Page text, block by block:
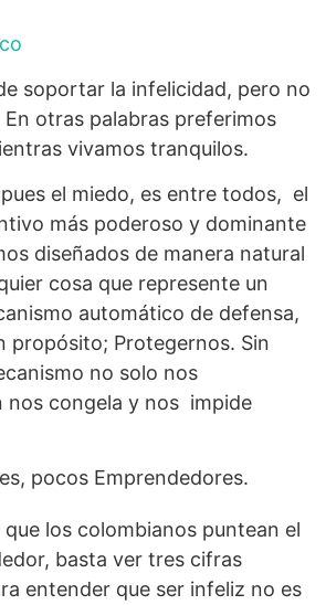
soportar la infelicidad, pero no
otras palabras preferimos
vivamos tranquilos.
el miedo, es entre todos, el
más poderoso y dominante
diseñados de manera natural
cosa que represente un
automático de defensa,
propósito; Protegernos. Sin
no solo nos
nos congela y nos impide
pocos Emprendedores.
los colombianos puntean el
basta ver tres cifras
entender que ser infeliz no es